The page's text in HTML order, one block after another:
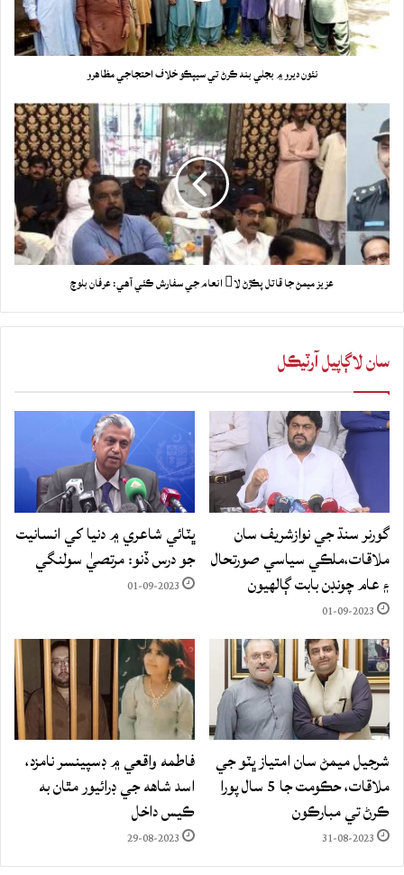
نئون ديرو ۾ بجلي بند ڪرڻ تي سيپڪو خلاف احتجاجي مظاهرو
عزيز ميمڻ جا قاتل پڪڙڻ لا انعام جي سفارش ڪئي آهي: عرفان بلوچ
سان لاڳاپيل آرٽيڪل
گورنر سنڌ جي نوازشريف سان
ملاقات،ملڪي سياسي صورتحال
۽ عام چونڊن بابت ڳالهيون
01-09-2023
ڀٽائي شاعري ۾ دنيا کي انسانيت
جو درس ڏنو: مرتصيٰ سولنگي
01-09-2023
شرجيل ميمڻ سان امتياز ڀٽو جي
ملاقات، حڪومت جا 5 سال پورا
ڪرڻ تي مبارڪون
31-08-2023
فاطمه واقعي ۾ ڊسپينسر نامزد،
اسد شاهه جي ڊرائيور مٿان به
ڪيس داخل
29-08-2023